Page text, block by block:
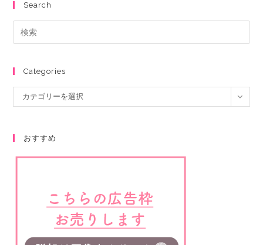
Search
Categories
カテゴリーを選択
おすすめ